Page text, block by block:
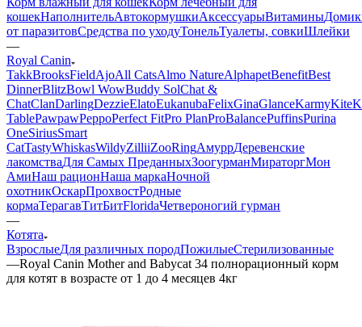
кошекНаполнительАвтокормушкиАксессуарыВитамины
от паразитовСредства по уходуТонельТуалеты, совкиШлейки
—
Royal Canin
TakkBrooksFieldAjoAll CatsAlmo NatureAlphapetBenefitBest
DinnerBlitzBowl WowBuddy SolChat &
ChatClanDarlingDezzieElatoEukanubaFelixGinaGlanceKarmy
TablePawpawPeppoPerfect FitPro PlanProBalancePuffinsPurina
OneSiriusSmart
CatTastyWhiskasWildyZilliiZooRingАмуррДеревенские
лакомстваДля Самых ПреданныхЗоогурманМираторгМон
АмиНаш рационНаша маркаНочной
охотникОскарПрохвостРодные
кормаТерагавТитБитFloridaЧетвероногий гурман
—
Котята
ВзрослыеДля различных породПожилыеСтерилизованные
—Royal Canin Mother and Babycat 34 полнорационный корм
для котят в возрасте от 1 до 4 месяцев 4кг